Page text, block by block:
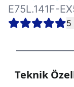
E75L.141F-
5
Teknik